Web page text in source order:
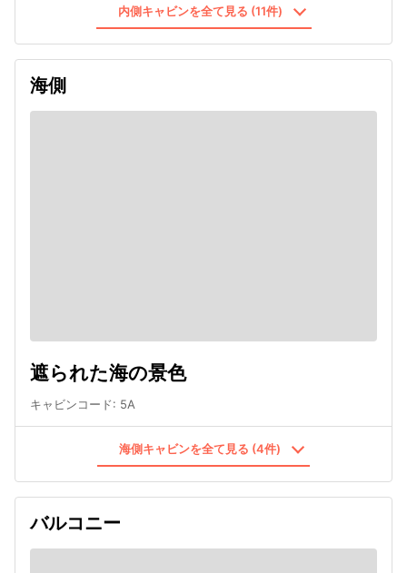
内側キャビンを全て見る (11件)
海側
遮られた海の景色
キャビンコード: 5A
海側キャビンを全て見る (4件)
バルコニー